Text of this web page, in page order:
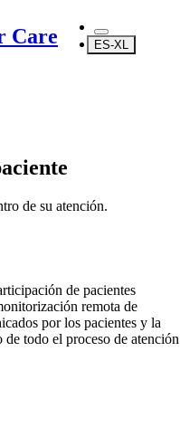
Care ES-XL
de su atención.
de pacientes
remota de
por los pacientes y la
todo el proceso de atención